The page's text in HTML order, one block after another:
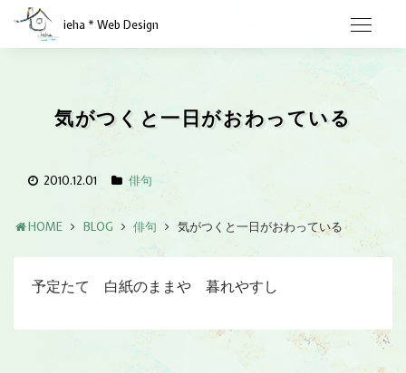
ieha * Web Design
気がつくと一日がおわっている
2010.12.01 俳句
HOME BLOG 俳句 気がつくと一日がおわっている
予定たて 白紙のままや 暮れやすし